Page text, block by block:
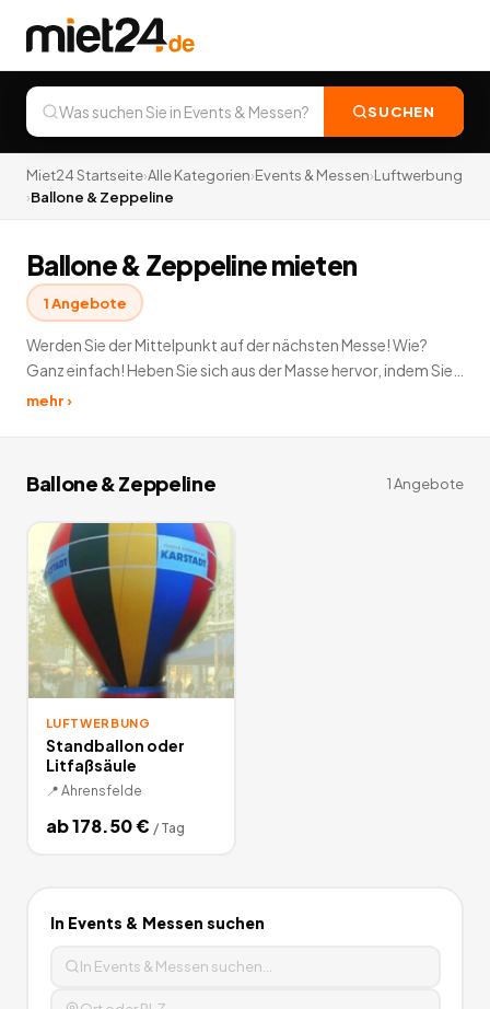
SUCHEN
Miet24 Startseite›Alle Kategorien›Events & Messen›Luftwerbung
›Ballone & Zeppeline
Ballone & Zeppeline mieten
1Angebote
Werden Sie der Mittelpunkt auf der nächsten Messe! Wie?
Ganz einfach! Heben Sie sich aus der Masse hervor, indem Sie
Luftwerbung mieten. Jeder kann die Werbung sehen und
1Angebote deutschlandweit.
mehr ›
Ballone & Zeppeline 1Angebote
LUFTWERBUNG
Standballon oder
Litfaßsäule
📍 Ahrensfelde
ab178.50€ / Tag
In Events & Messen suchen